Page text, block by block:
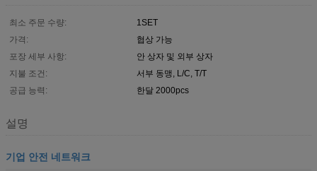
최소 주문 수량:
1SET
가격:
협상 가능
포장 세부 사항:
안 상자 및 외부 상자
지불 조건:
서부 동맹, L/C, T/T
공급 능력:
한달 2000pcs
설명
기업 안전 네트워크